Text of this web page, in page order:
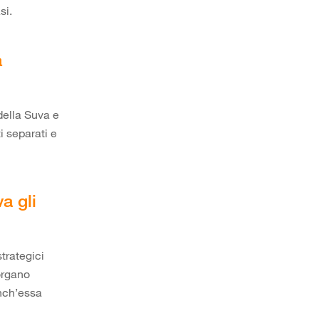
Suva e
separati e
gli